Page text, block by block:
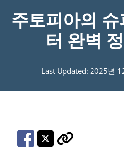
주토피아의
터 완벽
Last Updated: 2025년